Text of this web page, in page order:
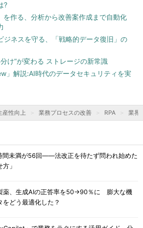
?
を作る、分析から改善案作成まで自動化
ジネスを守る、「戦略的データ復旧」の
け”が変わる ストレージの新常識
」解説:AI時代のデータセキュリティを実
産性向上 業務プロセスの改善 RPA 業界
間未満が56回――法改正を待たず問われ始めた
方」
薬、生成AIの正答率を50→90％に 膨大な機
をどう最適化した？